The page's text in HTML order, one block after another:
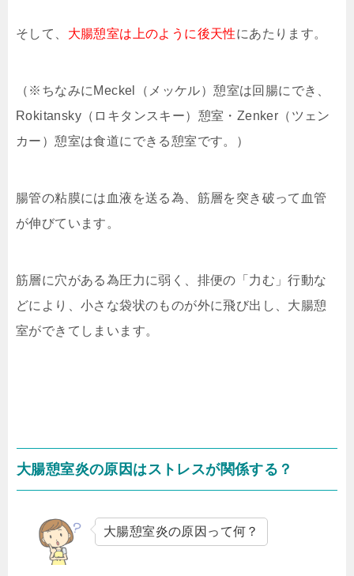
そして、 大腸憩室は上のように後天性にあたります。
（※ちなみにMeckel（メッケル）憩室は回腸にでき、
Rokitansky（ロキタンスキー）憩室・Zenker（ツェン
カー）憩室は食道にできる憩室です。）
腸管の粘膜には血液を送る為、筋層を突き破って血管
が伸びています。
筋層に穴がある為圧力に弱く、排便の「力む」行動な
どにより、小さな袋状のものが外に飛び出し、大腸憩
室ができてしまいます。
大腸憩室炎の原因はストレスが関係する？
大腸憩室炎の原因って何？